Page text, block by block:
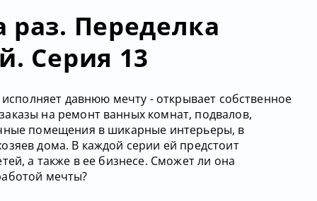
Переделка
Серия 13
давнюю мечту - открывает собственное
на ремонт ванных комнат, подвалов,
помещения в шикарные интерьеры, в
дома. В каждой серии ей предстоит
а также в ее бизнесе. Сможет ли она
мечты?